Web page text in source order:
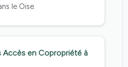
le Oise.
Accès en Copropriété à